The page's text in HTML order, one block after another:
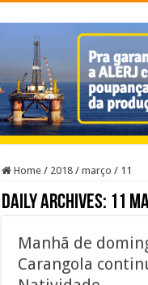
Home / 2018 / março / 11
Daily Archives: 11
Manhã de
Carangola